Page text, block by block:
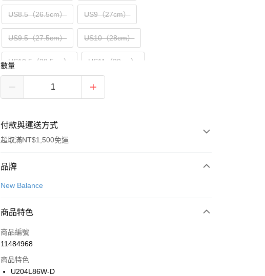
US8.5（26.5cm） US9（27cm）
US9.5（27.5cm） US10（28cm）
US10.5（28.5cm） US11（29cm）
US12（30cm）
數量
付款與運送方式
超取滿NT$1,500免運
付款方式
信用卡一次付款
合作金庫商業銀行
華南商業銀行
上海商業儲蓄銀行
國泰世華商業銀行
LINE Pay
Apple Pay
品牌
New Balance
商品特色
商品編號
11484968
商品特色
U204L86W-D